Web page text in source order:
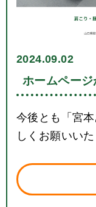
2024.09.02
ホームページ
今後とも「宮
しくお願いいた